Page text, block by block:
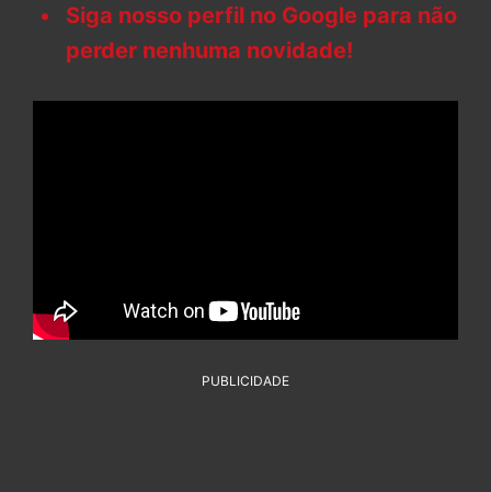
Siga nosso perfil no Google para não
perder nenhuma novidade!
PUBLICIDADE